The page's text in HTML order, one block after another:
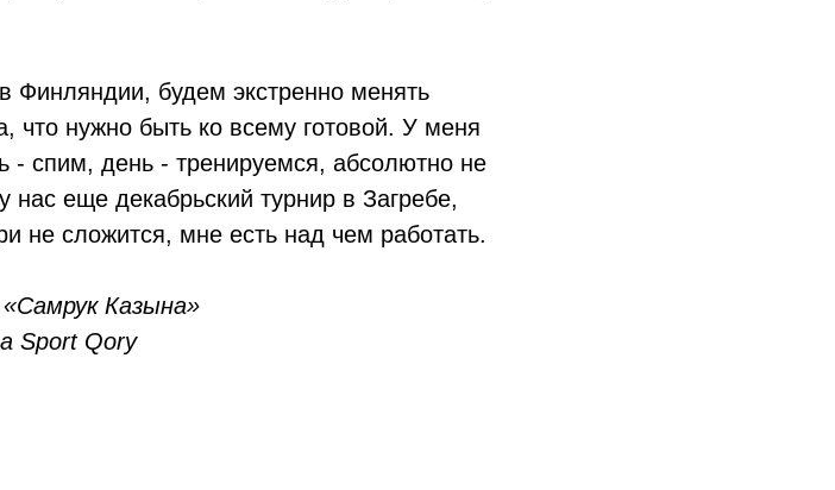
Финляндии, будем экстренно менять
что нужно быть ко всему готовой. У меня
- спим, день - тренируемся, абсолютно не
нас еще декабрьский турнир в Загребе,
не сложится, мне есть над чем работать.
Казына»
Sport Qory